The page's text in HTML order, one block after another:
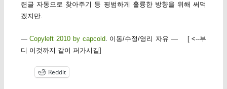
련글 자동으로 찾아주기 등 평범하게 훌륭한 방향을 위해 써먹
겠지만.
—Copyleft 2010 by capcold. 이동/수정/영리 자유 — [ <--부
디 이것까지 같이 퍼가시길]
Reddit